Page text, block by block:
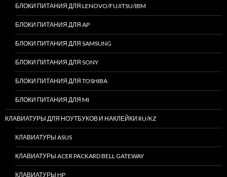
БЛОКИ ПИТАНИЯ ДЛЯ LENOVO/FUJITSU/IBM
БЛОКИ ПИТАНИЯ ДЛЯ AP
БЛОКИ ПИТАНИЯ ДЛЯ SAMSUNG
БЛОКИ ПИТАНИЯ ДЛЯ SONY
БЛОКИ ПИТАНИЯ ДЛЯ TOSHIBA
БЛОКИ ПИТАНИЯ ДЛЯ MI
КЛАВИАТУРЫ ДЛЯ НОУТБУКОВ И НАКЛЕЙКИ RU/KZ
КЛАВИАТУРЫ ASUS
КЛАВИАТУРЫ ACER PACKARD BELL GATEWAY
КЛАВИАТУРЫ HP